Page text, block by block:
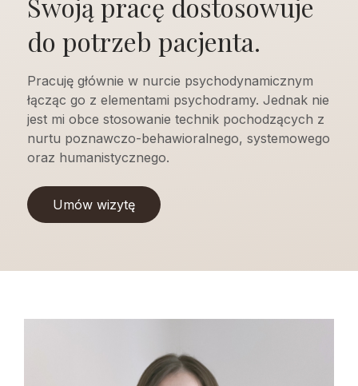
do potrzeb pacjenta.
Pracuję głównie w nurcie psychodynamicznym
łącząc go z elementami psychodramy. Jednak nie
jest mi obce stosowanie technik pochodzących z
nurtu poznawczo-behawioralnego, systemowego
oraz humanistycznego.
Umów wizytę